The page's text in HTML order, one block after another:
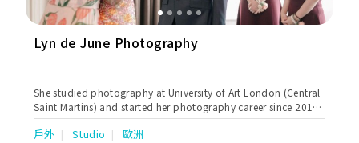
Lyn de June Photography
She studied photography at University of Art London (Central
Saint Martins) and started her photography career since 2016.
Evelyn specilises in portrait and photojournalism. She believes
in timeless photo over image that is visual stimulated, think
戶外 Studio 歐洲